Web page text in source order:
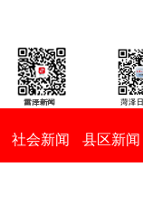
社会新闻 县区新闻